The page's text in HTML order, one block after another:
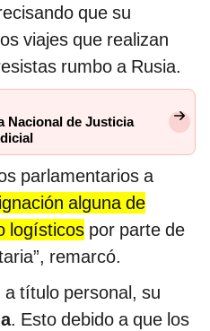
que su
viajes que realizan
rumbo a Rusia.
Nacional de Justicia
parlamentarios a
alguna de
logísticos por parte de
remarcó.
título personal, su
. Esto debido a que los